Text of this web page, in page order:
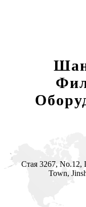
Стая 3267, No.12,
Town,